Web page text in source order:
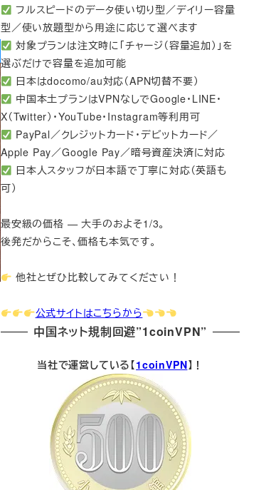
フルスピードのデータ使い切り型／デイリー容量
型／使い放題型から用途に応じて選べます
対象プランは注文時に「チャージ（容量追加）」を
選ぶだけで容量を追加可能
日本はdocomo/au対応（APN切替不要）
中国本土プランはVPNなしでGoogle・LINE・
X（Twitter）・YouTube・Instagram等利用可
PayPal／クレジットカード・デビットカード／
Apple Pay／Google Pay／暗号資産決済に対応
日本人スタッフが日本語で丁寧に対応（英語も
可）
最安級の価格 — 大手のおよそ1/3。
後発だからこそ、価格も本気です。
他社とぜひ比較してみてください！
公式サイトはこちらから
中国ネット規制回避”1coinVPN”
当社で運営している【1coinVPN】！